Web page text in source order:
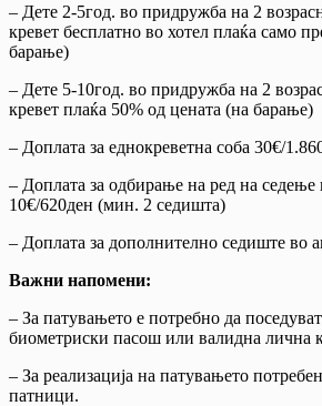
– Дете 2-5год. во придружба на 2
кревет бесплатно во хотел плаќа само
барање)
– Дете 5-10год. во придружба на 2
кревет плаќа 50% од цената (на барање)
– Доплата за еднокреветна соба 30€/
– Доплата за одбирање на ред на седење
10€/620ден (мин. 2 седишта)
– Доплата за дополнително седиште во
Важни напомени:
– За патувањето е потребно да
биометриски пасош или валидна лична
– За реализација на патувањето
патници.